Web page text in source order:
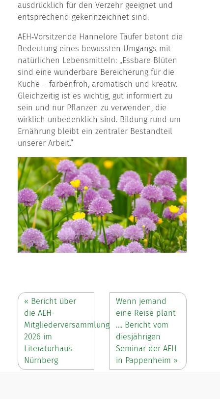
ausdrücklich für den Verzehr geeignet und
entsprechend gekennzeichnet sind.
AEH‑Vorsitzende Hannelore Täufer betont die
Bedeutung eines bewussten Umgangs mit
natürlichen Lebensmitteln: „Essbare Blüten
sind eine wunderbare Bereicherung für die
Küche – farbenfroh, aromatisch und kreativ.
Gleichzeitig ist es wichtig, gut informiert zu
sein und nur Pflanzen zu verwenden, die
wirklich unbedenklich sind. Bildung rund um
Ernährung bleibt ein zentraler Bestandteil
unserer Arbeit.“
« Bericht über
die AEH-
Mitgliederversammlung
2026 im
Literaturhaus
Nürnberg
Wenn jemand
eine Reise plant
…. Bericht vom
diesjährigen
Seminar der AEH
in Pappenheim »